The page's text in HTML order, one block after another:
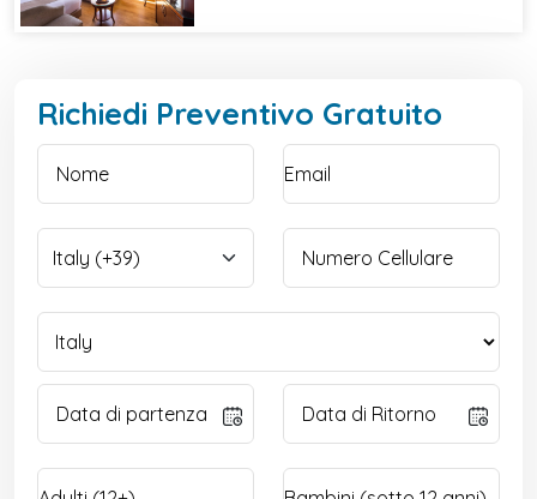
Richiedi Preventivo Gratuito